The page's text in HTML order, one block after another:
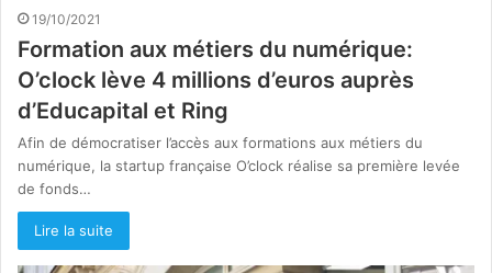
19/10/2021
Formation aux métiers du numérique:
O’clock lève 4 millions d’euros auprès
d’Educapital et Ring
Afin de démocratiser l’accès aux formations aux métiers du
numérique, la startup française O’clock réalise sa première levée
de fonds…
Lire la suite